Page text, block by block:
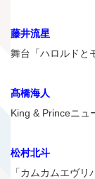
藤井流星
舞台「ハロルドと
髙橋海人
King & Princeニュ
松村北斗
「カムカムエヴリ